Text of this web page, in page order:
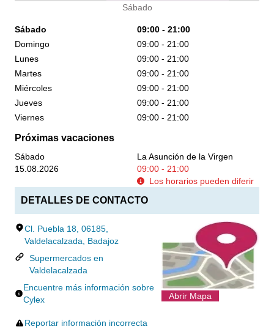
Sábado
Sábado
09:00 - 21:00
Domingo
09:00 - 21:00
Lunes
09:00 - 21:00
Martes
09:00 - 21:00
Miércoles
09:00 - 21:00
Jueves
09:00 - 21:00
Viernes
09:00 - 21:00
Próximas vacaciones
Sábado
La Asunción de la Virgen
15.08.2026
09:00 - 21:00
Los horarios pueden diferir
DETALLES DE CONTACTO
Cl. Puebla 18, 06185,
Valdelacalzada, Badajoz
Supermercados en
Valdelacalzada
Encuentre más información sobre
Cylex
Reportar información incorrecta
Abrir Mapa